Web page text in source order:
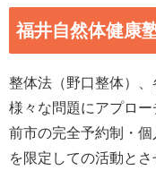
福井自然体健康
整体法（野口整体）、
様々な問題にアプロ
前市の完全予約制・
を限定しての活動とさ